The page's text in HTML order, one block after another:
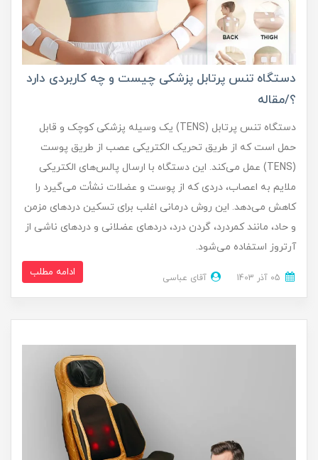
دستگاه تنس پرتابل پزشکی چیست و چه کاربردی دارد
؟/مقاله
دستگاه تنس پرتابل (TENS) یک وسیله پزشکی کوچک و قابل
حمل است که از طریق تحریک الکتریکی عصب از طریق پوست
(TENS) عمل می‌کند. این دستگاه با ارسال پالس‌های الکتریکی
ملایم به اعصاب، دردی که از پوست و عضلات نشأت می‌گیرد را
کاهش می‌دهد. این روش درمانی اغلب برای تسکین دردهای مزمن
و حاد، مانند کمردرد، گردن درد، دردهای عضلانی و دردهای ناشی از
آرتروز استفاده می‌شود.
آقای عباسی ادامه مطلب